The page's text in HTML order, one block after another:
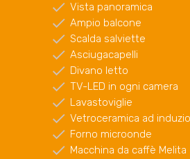
Vista panoramica
Ampio balcone
Scalda salviette
Asciugacapelli
Divano letto
TV-LED in ogni camera
Lavastoviglie
Vetroceramica ad
Forno microonde
Macchina da caffè Melita